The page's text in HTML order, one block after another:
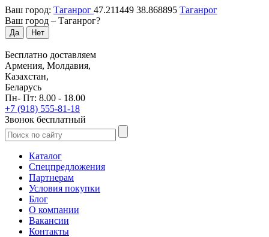
Ваш город: Таганрог 47.211449 38.868895 Таганрог
Ваш город – Таганрог?
Да Нет
Бесплатно доставляем
Армения, Молдавия,
Казахстан,
Беларусь
Пн- Пт: 8.00 - 18.00
+7 (918) 555-81-18
Звонок бесплатный
Каталог
Спецпредложения
Партнерам
Условия покупки
Блог
О компании
Вакансии
Контакты